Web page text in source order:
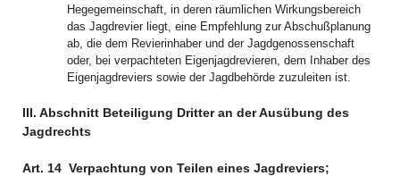
Hegegemeinschaft, in deren räumlichen Wirkungsbereich
das Jagdrevier liegt, eine Empfehlung zur Abschußplanung
ab, die dem Revierinhaber und der Jagdgenossenschaft
oder, bei verpachteten Eigenjagdrevieren, dem Inhaber des
Eigenjagdreviers sowie der Jagdbehörde zuzuleiten ist.
III. Abschnitt Beteiligung Dritter an der Ausübung des
Jagdrechts
Art. 14 Verpachtung von Teilen eines Jagdreviers;